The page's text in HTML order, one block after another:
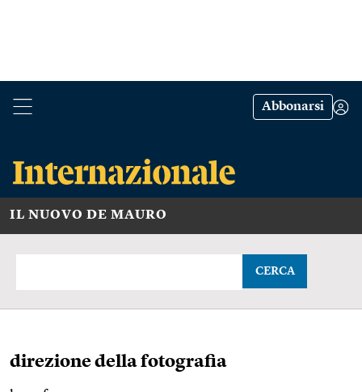
Abbonarsi
IL NUOVO DE MAURO
CERCA
direzione della fotografia